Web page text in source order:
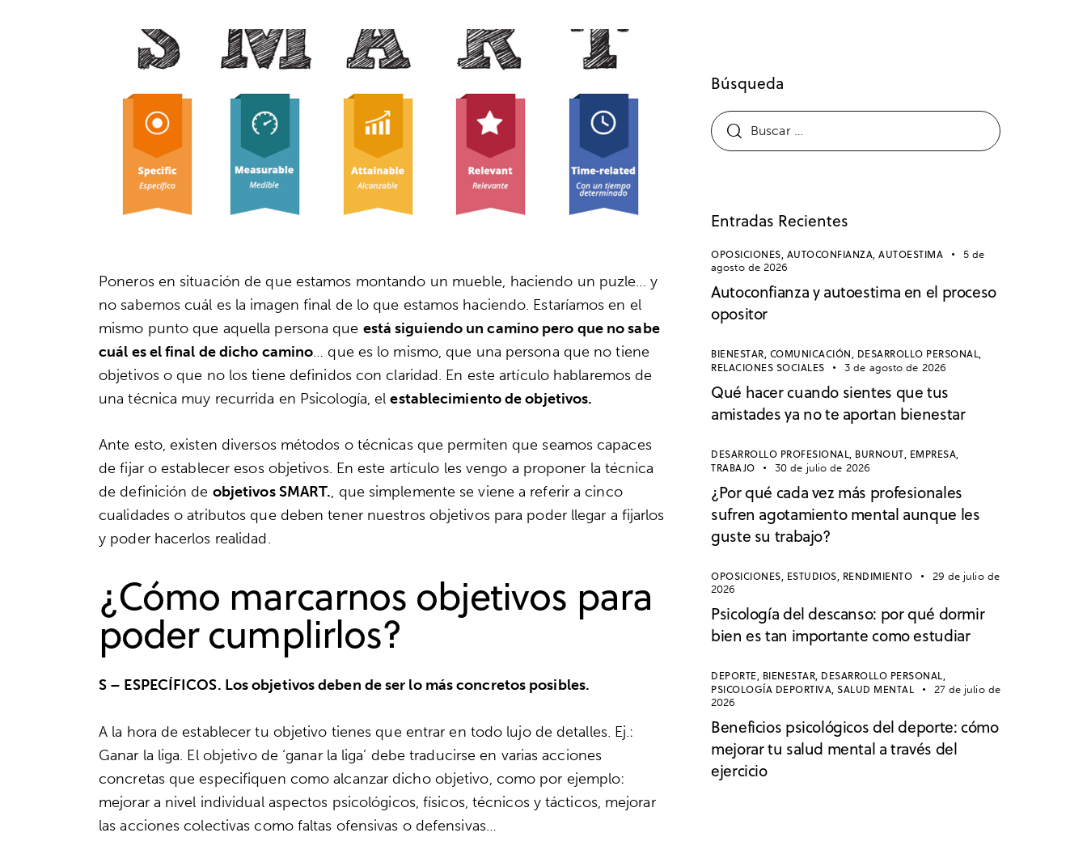
Poneros en situación de que estamos montando un mueble, haciendo un puzle… y
no sabemos cuál es la imagen final de lo que estamos haciendo. Estaríamos en el
mismo punto que aquella persona que está siguiendo un camino pero que no sabe
cuál es el final de dicho camino… que es lo mismo, que una persona que no tiene
objetivos o que no los tiene definidos con claridad. En este artículo hablaremos de
una técnica muy recurrida en Psicología, elestablecimiento de objetivos.
Ante esto, existen diversos métodos o técnicas que permiten que seamos capaces
de fijar o establecer esos objetivos. En este artículo les vengo a proponer la técnica
de definición de objetivos SMART., que simplemente se viene a referir a cinco
cualidades o atributos que deben tener nuestros objetivos para poder llegar a fijarlos
y poder hacerlos realidad.
¿Cómo marcarnos objetivos para
poder cumplirlos?
S – ESPECÍFICOS. Los objetivos deben de ser lo más concretos posibles.
A la hora de establecer tu objetivo tienes que entrar en todo lujo de detalles. Ej.:
Ganar la liga. El objetivo de ‘ganar la liga’ debe traducirse en varias acciones
concretas que especifiquen como alcanzar dicho objetivo, como por ejemplo:
mejorar a nivel individual aspectos psicológicos, físicos, técnicos y tácticos, mejorar
las acciones colectivas como faltas ofensivas o defensivas…
Búsqueda
Entradas Recientes
OPOSICIONES, AUTOCONFIANZA,AUTOESTIMA
5 de
agosto de 2026
Autoconfianza y autoestima en el proceso
opositor
BIENESTAR, COMUNICACIÓN, DESARROLLO PERSONAL,
RELACIONES SOCIALES
3 de agosto de 2026
Qué hacer cuando sientes que tus
amistades ya no te aportan bienestar
DESARROLLO PROFESIONAL, BURNOUT, EMPRESA,
TRABAJO
30 de julio de 2026
¿Por qué cada vez más profesionales
sufren agotamiento mental aunque les
guste su trabajo?
OPOSICIONES, ESTUDIOS, RENDIMIENTO
29 de julio de
2026
Psicología del descanso: por qué dormir
bien es tan importante como estudiar
DEPORTE, BIENESTAR, DESARROLLO PERSONAL,
PSICOLOGÍA DEPORTIVA,SALUD MENTAL
27 de julio de
2026
Beneficios psicológicos del deporte: cómo
mejorar tu salud mental a través del
ejercicio